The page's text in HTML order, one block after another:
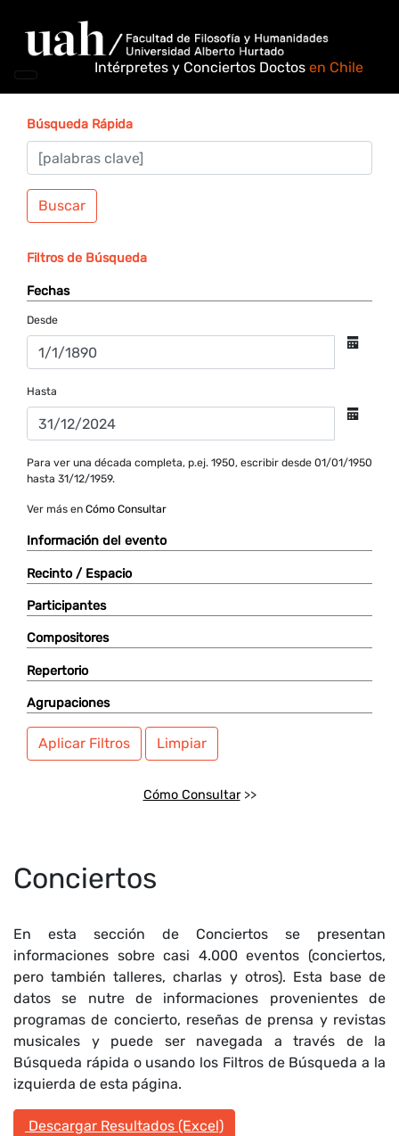
Intérpretes y Conciertos Doctos en Chile
Búsqueda Rápida
Buscar
Filtros de Búsqueda
Fechas
Desde
Hasta
Para ver una década completa, p.ej. 1950, escribir desde 01/01/1950
hasta 31/12/1959.
Ver más en Cómo Consultar
Información del evento
Recinto / Espacio
Participantes
Compositores
Repertorio
Agrupaciones
Aplicar Filtros Limpiar
Cómo Consultar>>
Conciertos
En esta sección de Conciertos se presentan
informaciones sobre casi 4.000 eventos (conciertos,
pero también talleres, charlas y otros). Esta base de
datos se nutre de informaciones provenientes de
programas de concierto, reseñas de prensa y revistas
musicales y puede ser navegada a través de la
Búsqueda rápida o usando los Filtros de Búsqueda a la
izquierda de esta página.
Descargar Resultados (Excel)